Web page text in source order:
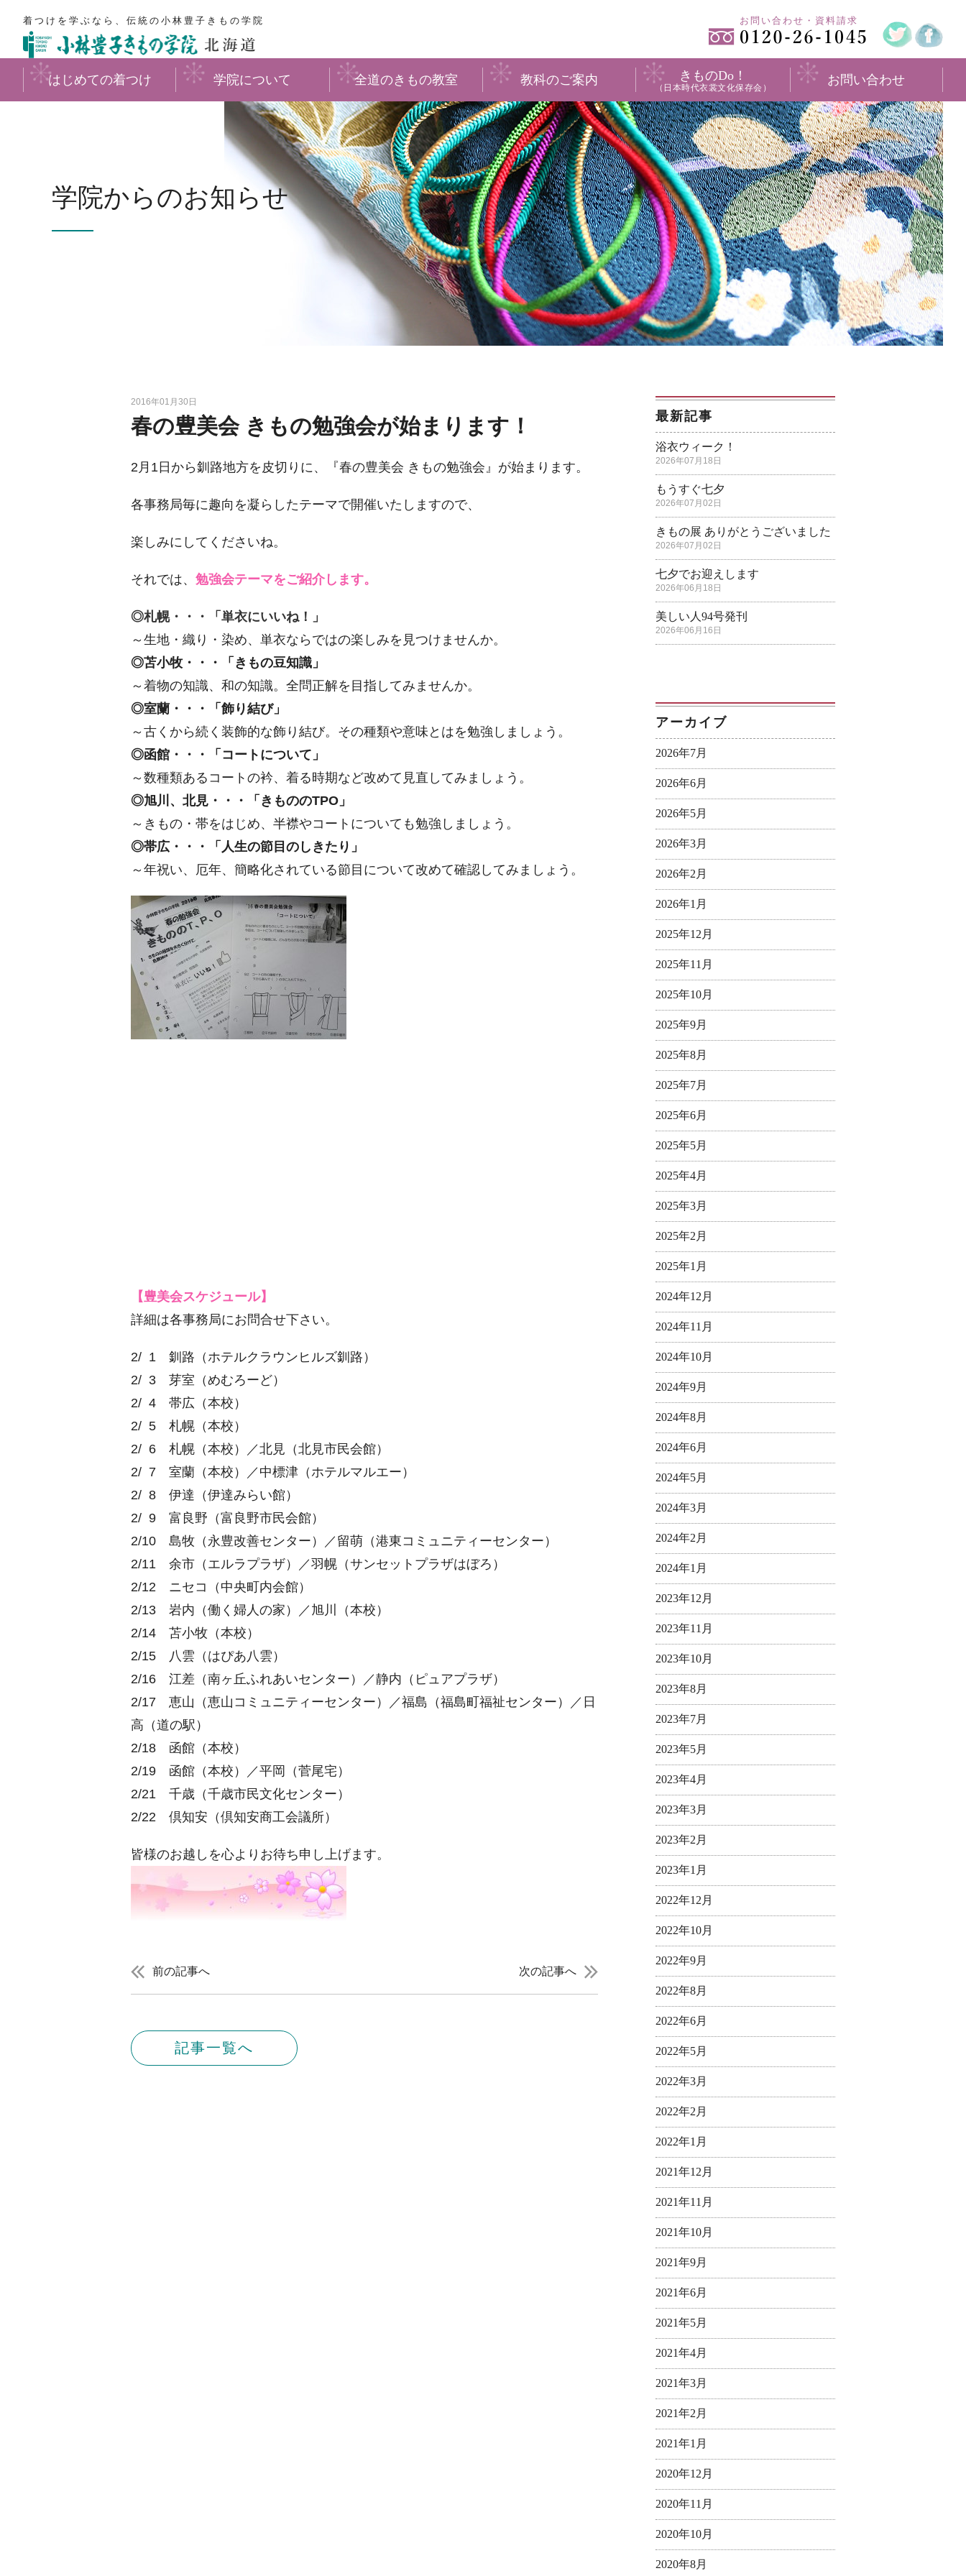
着つけを学ぶなら、伝統の小林豊子きもの学院 お問い合わせ・資料請求
はじめての着つけ 学院について 全道のきもの教室 教科のご案内 きものDo！
（日本時代衣裳文化保存会）
お問い合わせ
学院からのお知らせ
2016年01月30日
春の豊美会 きもの勉強会が始まります！
2月1日から釧路地方を皮切りに、『春の豊美会 きもの勉強会』が始まります。
各事務局毎に趣向を凝らしたテーマで開催いたしますので、
楽しみにしてくださいね。
それでは、 勉強会テーマをご紹介します。
◎札幌・・・「単衣にいいね！」
～生地・織り・染め、単衣ならではの楽しみを見つけませんか。
◎苫小牧・・・「きもの豆知識」
～着物の知識、和の知識。全問正解を目指してみませんか。
◎室蘭・・・「飾り結び」
～古くから続く装飾的な飾り結び。その種類や意味とはを勉強しましょう。
◎函館・・・「コートについて」
～数種類あるコートの衿、着る時期など改めて見直してみましょう。
◎旭川、北見・・・「きもののTPO」
～きもの・帯をはじめ、半襟やコートについても勉強しましょう。
◎帯広・・・「人生の節目のしきたり」
～年祝い、厄年、簡略化されている節目について改めて確認してみましょう。
【豊美会スケジュール】
詳細は各事務局にお問合せ下さい。
2/ 1 釧路（ホテルクラウンヒルズ釧路）
2/ 3 芽室（めむろーど）
2/ 4 帯広（本校）
2/ 5 札幌（本校）
2/ 6 札幌（本校）／北見（北見市民会館）
2/ 7 室蘭（本校）／中標津（ホテルマルエー）
2/ 8 伊達（伊達みらい館）
2/ 9 富良野（富良野市民会館）
2/10 島牧（永豊改善センター）／留萌（港東コミュニティーセンター）
2/11 余市（エルラプラザ）／羽幌（サンセットプラザはぼろ）
2/12 ニセコ（中央町内会館）
2/13 岩内（働く婦人の家）／旭川（本校）
2/14 苫小牧（本校）
2/15 八雲（はぴあ八雲）
2/16 江差（南ヶ丘ふれあいセンター）／静内（ピュアプラザ）
2/17 恵山（恵山コミュニティーセンター）／福島（福島町福祉センター）／日
高（道の駅）
2/18 函館（本校）
2/19 函館（本校）／平岡（菅尾宅）
2/21 千歳（千歳市民文化センター）
2/22 倶知安（倶知安商工会議所）
皆様のお越しを心よりお待ち申し上げます。
前の記事へ 次の記事へ
記事一覧へ
最新記事
浴衣ウィーク！
2026年07月18日
もうすぐ七夕
2026年07月02日
きもの展 ありがとうございました
2026年07月02日
七夕でお迎えします
2026年06月18日
美しい人94号発刊
2026年06月16日
アーカイブ
2026年7月
2026年6月
2026年5月
2026年3月
2026年2月
2026年1月
2025年12月
2025年11月
2025年10月
2025年9月
2025年8月
2025年7月
2025年6月
2025年5月
2025年4月
2025年3月
2025年2月
2025年1月
2024年12月
2024年11月
2024年10月
2024年9月
2024年8月
2024年6月
2024年5月
2024年3月
2024年2月
2024年1月
2023年12月
2023年11月
2023年10月
2023年8月
2023年7月
2023年5月
2023年4月
2023年3月
2023年2月
2023年1月
2022年12月
2022年10月
2022年9月
2022年8月
2022年6月
2022年5月
2022年3月
2022年2月
2022年1月
2021年12月
2021年11月
2021年10月
2021年9月
2021年6月
2021年5月
2021年4月
2021年3月
2021年2月
2021年1月
2020年12月
2020年11月
2020年10月
2020年8月